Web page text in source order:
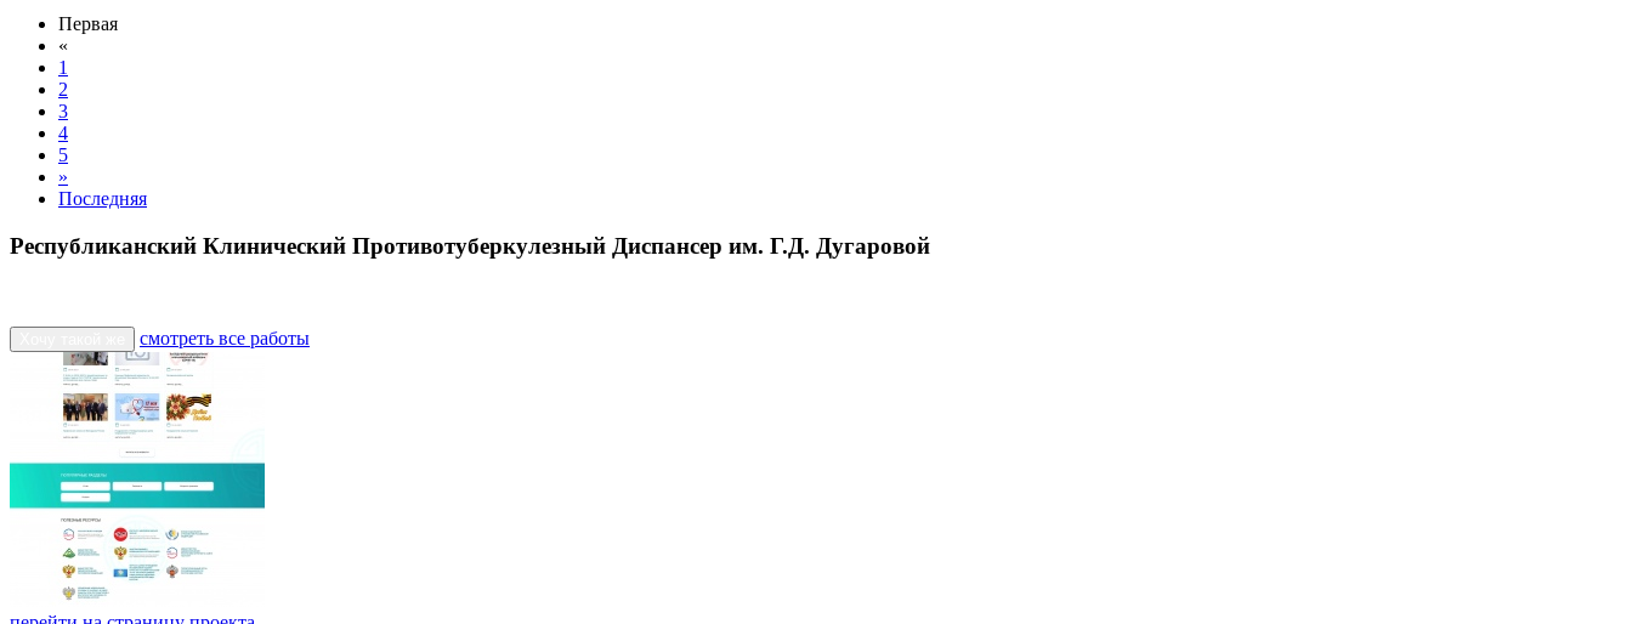
Первая
«
1
2
3
4
5
»
Последняя
Республиканский Клинический Противотуберкулезный Диспансер им. Г.Д. Дугаровой
смотреть все работы